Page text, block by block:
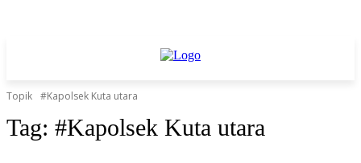
Topik #Kapolsek Kuta utara
Tag: #Kapolsek Kuta utara